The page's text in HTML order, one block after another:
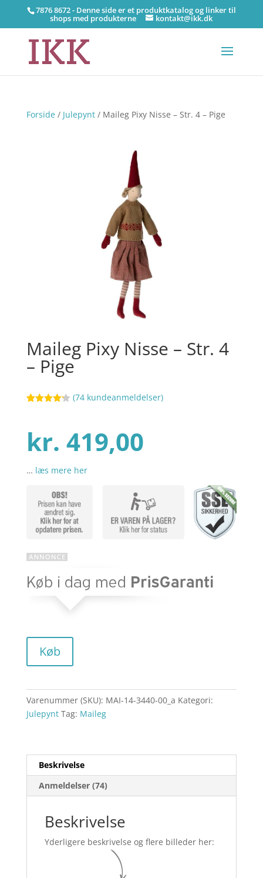
7876 8672 - Denne side er et produktkatalog og linker til
shops med produkterne kontakt@ikk.dk
Forside/ Julepynt/ Maileg Pixy Nisse – Str. 4 – Pige
Maileg Pixy Nisse – Str. 4
– Pige
baseret
på
kundebedø
(74 kundeanmeldelser)
kr. 419,00
… læs mere her
Køb
Varenummer (SKU): MAI-14-3440-00_a Kategori:
Julepynt Tag: Maileg
Beskrivelse
Anmeldelser (74)
Beskrivelse
Yderligere beskrivelse og flere billeder her: